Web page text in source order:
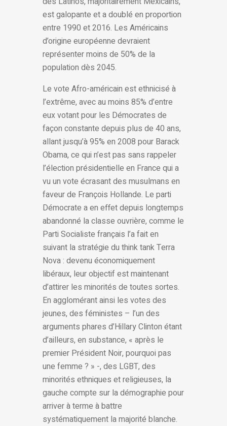
est galopante et a doublé en proportion
entre 1990 et 2016. Les Américains
d’origine européenne devraient
représenter moins de 50% de la
population dès 2045.
Le vote Afro-américain est ethnicisé à
l’extrême, avec au moins 85% d’entre
eux votant pour les Démocrates de
façon constante depuis plus de 40 ans,
allant jusqu’à 95% en 2008 pour Barack
Obama, ce qui n’est pas sans rappeler
l’élection présidentielle en France qui a
vu un vote écrasant des musulmans en
faveur de François Hollande. Le parti
Démocrate a en effet depuis longtemps
abandonné la classe ouvrière, comme le
Parti Socialiste français l’a fait en
suivant la stratégie du think tank Terra
Nova : devenu économiquement
libéraux, leur objectif est maintenant
d’attirer les minorités de toutes sortes.
En agglomérant ainsi les votes des
jeunes, des féministes – l’un des
arguments phares d’Hillary Clinton étant
d’ailleurs, en substance, « après le
premier Président Noir, pourquoi pas
une femme ? » -, des LGBT, des
minorités ethniques et religieuses, la
gauche compte sur la démographie pour
arriver à terme à battre
systématiquement la majorité blanche.